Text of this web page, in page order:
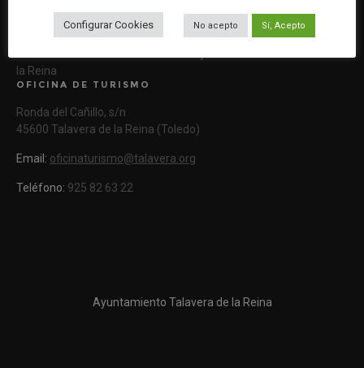
la Reina
OFICINA DE TURISMO
Ronda del Cañillo, s/n
45600 Talavera de la Reina (Toledo)
Email: oficinaturismo@talavera.org
Teléfono: 925 82 63 22
Ayuntamiento Talavera de la Reina
Configurar Cookies No acepto Sí, Acepto